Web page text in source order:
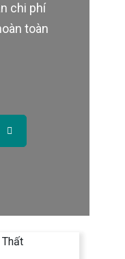
chi phí
toàn